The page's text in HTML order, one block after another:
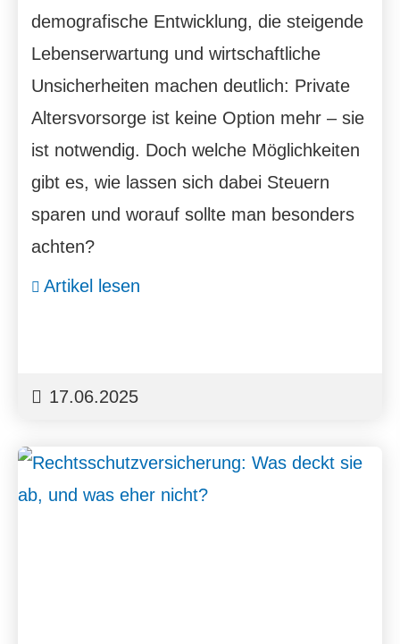
demografische Entwicklung, die steigende
Lebenserwartung und wirtschaftliche
Unsicherheiten machen deutlich: Private
Alters­vorsorge ist keine Option mehr – sie
ist notwendig. Doch welche Möglichkeiten
gibt es, wie lassen sich dabei Steuern
sparen und worauf sollte man besonders
achten?
Artikel lesen
17.06.2025